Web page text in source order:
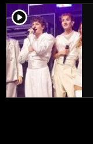
player2